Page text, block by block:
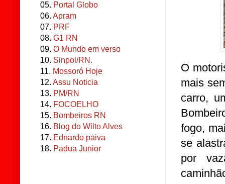
O
mais
carro,
fogo,
se
por
05. Portal Globo
06. Apram
07. PRF
08. G1 RN
09. O Mundo em verso
10. Sinpol/RN.
11. Mossoró Hoje
12. Assu Noticia
13. PM/RN
14. FOCOELHO
15. Bombeiros RN
16. Blog do Wilto Alves
17. Ednardo paiva
18. Padua Junior